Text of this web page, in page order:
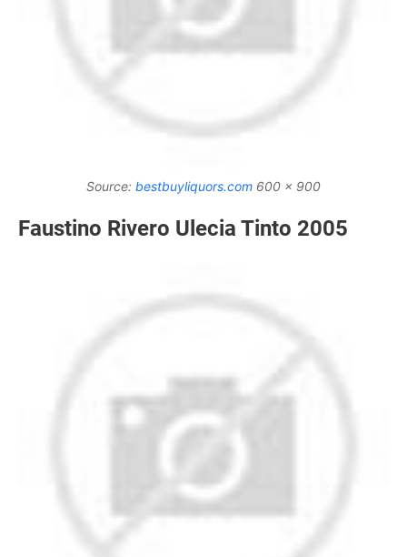
Source: bestbuyliquors.com 600 x 900
Faustino Rivero Ulecia Tinto 2005